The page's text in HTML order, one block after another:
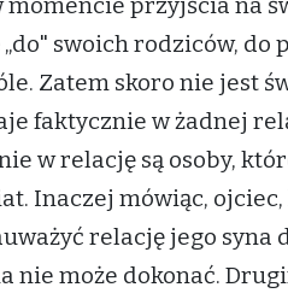
swoich rodziców, do
Zatem skoro nie jest
faktycznie w żadnej
w relację są osoby,
Inaczej mówiąc,
relację jego syna
nie może dokonać.